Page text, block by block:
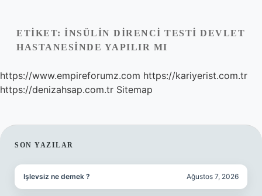
Yasal Uyarı
Hakkımızda
ETIKET: İNSÜLIN DIRENCI TESTI DEVLET
HASTANESINDE YAPILIR MI
https://www.empireforumz.com https://kariyerist.com.tr
https://denizahsap.com.tr Sitemap
SIDEBAR
SON YAZILAR
Işlevsiz ne demek ? Ağustos 7, 2026